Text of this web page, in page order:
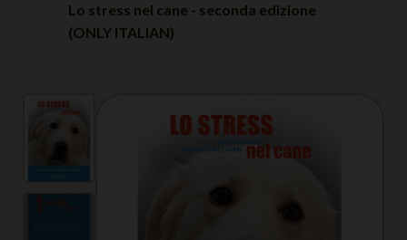
Lo stress nel cane - seconda edizione
(ONLY ITALIAN)